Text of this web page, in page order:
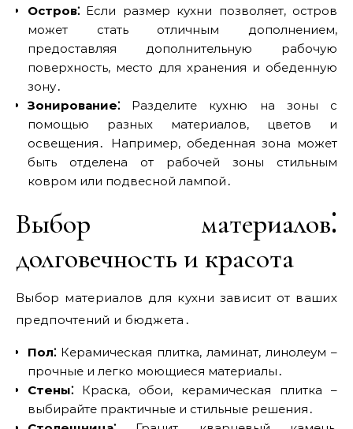
Остров⁚Если размер кухни позволяет‚ остров
может стать отличным дополнением‚
предоставляя дополнительную рабочую
поверхность‚ место для хранения и обеденную
зону․
Зонирование⁚Разделите кухню на зоны с
помощью разных материалов‚ цветов и
освещения․ Например‚ обеденная зона может
быть отделена от рабочей зоны стильным
ковром или подвесной лампой․
Выбор материалов⁚
долговечность и красота
Выбор материалов для кухни зависит от ваших
предпочтений и бюджета․
Пол⁚Керамическая плитка‚ ламинат‚ линолеум –
прочные и легко моющиеся материалы․
Стены⁚Краска‚ обои‚ керамическая плитка –
выбирайте практичные и стильные решения․